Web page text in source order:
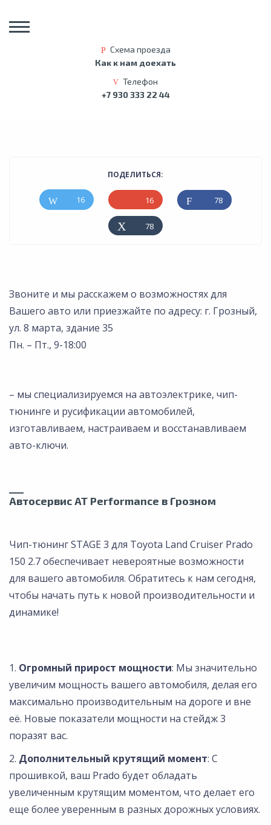
Схема проезда
Как к нам доехать
Телефон
+7 930 333 22 44
Огромный прирост мощности: Мы значительно
увеличим мощность вашего автомобиля, делая его
максимально производительным на дороге и вне
её. Новые показатели мощности на стейдж 3
поразят вас.
Дополнительный крутящий момент: С
прошивкой, ваш Prado будет обладать
увеличенным крутящим моментом, что делает его
еще более уверенным в разных дорожных условиях.
Чип-тюнинг STAGE 3 для Toyota Land Cruiser Prado
150 2.7 обеспечивает невероятные возможности
для вашего автомобиля. Обратитесь к нам сегодня,
чтобы начать путь к новой производительности и
динамике!
Автосервис AT Performance в Грозном
– мы специализируемся на автоэлектрике, чип-
тюнинге и русификации автомобилей,
изготавливаем, настраиваем и восстанавливаем
авто-ключи.
Звоните и мы расскажем о возможностях для
Вашего авто или приезжайте по адресу: г. Грозный,
ул. 8 марта, здание 35
Пн. – Пт., 9-18:00
ПОДЕЛИТЬСЯ:
16 16 78
78